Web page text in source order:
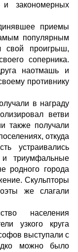
закономерных
приемы
популярным
свой проигрыш,
соперника.
наотмашь и
противнику
в награду
ветви
также получали
откуда
устраивались
и триумфальные
родного города
Скульпторы
же слагали
населения
узкого круга
выступали с
можно было